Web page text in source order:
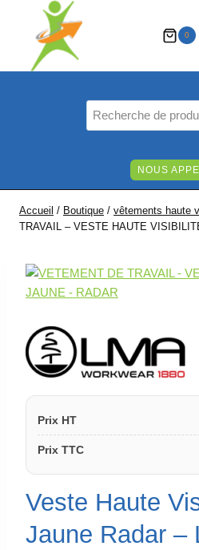
contenu
0
Recherche
pour :
NOUS
Accueil / Boutique / vêtements haute
TRAVAIL – VESTE HAUTE
Prix HT
Prix TTC
Veste Haute
Jaune Radar –